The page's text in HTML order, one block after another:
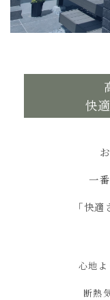
快
一
「快
心地よ
断熱